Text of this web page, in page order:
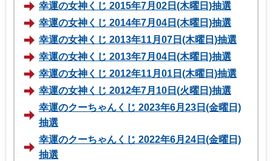
幸運の女神くじ 2015年7月02日(木曜日)抽選
幸運の女神くじ 2014年7月04日(木曜日)抽選
幸運の女神くじ 2013年11月07日(木曜日)抽選
幸運の女神くじ 2013年7月04日(木曜日)抽選
幸運の女神くじ 2012年11月01日(木曜日)抽選
幸運の女神くじ 2012年7月10日(火曜日)抽選
幸運のクーちゃんくじ 2023年6月23日(金曜日)
抽選
幸運のクーちゃんくじ 2022年6月24日(金曜日)
抽選